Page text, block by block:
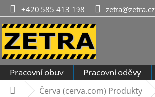
Přejít
na
obsah
+420 585 413 198 zetra@zetra.cz
Pracovní obuv Pracovní oděvy
DomůČerva (cerva.com) Produkty